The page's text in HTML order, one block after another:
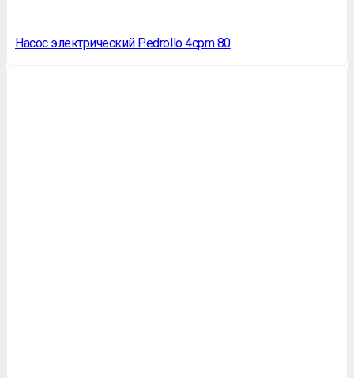
Насос электрический Pedrollo 4cpm 80